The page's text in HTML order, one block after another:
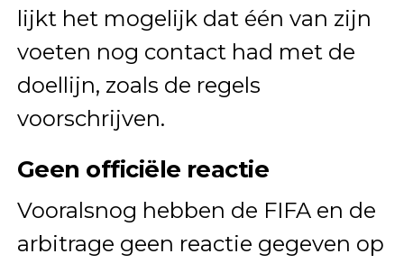
lijkt het mogelijk dat één van zijn
voeten nog contact had met de
doellijn, zoals de regels
voorschrijven.
Geen officiële reactie
Vooralsnog hebben de FIFA en de
arbitrage geen reactie gegeven op